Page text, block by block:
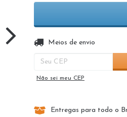
Entregas para o CEP:
Meios de envio
Não sei meu CEP
Entregas para todo o